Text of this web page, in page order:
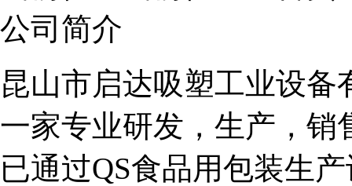
公司简介
昆山市启达吸塑工业设备
一家专业研发，生产，销
已通过QS食品用包装生